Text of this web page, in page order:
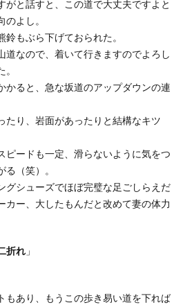
がと話すと、この道で大丈夫ですよと
よし。
もぶら下げておられた。
道なので、着いて行きますのでよろし
かると、急な坂道のアップダウンの連
たり、岩面があったりと結構なキツ
ピードも一定、滑らないように気をつ
（笑）。
グシューズでほぼ完璧な足ごしらえだ
カー、大したもんだと改めて妻の体力
折れ 」
もあり、もうこの歩き易い道を下れば